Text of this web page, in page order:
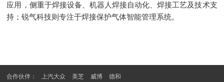
应用，侧重于焊接设备、机器人焊接自动化、焊接工艺及技术支
持；锐气科技则专注于焊接保护气体智能管理系统。
合作伙伴： 上汽大众 美芝 威博 德和